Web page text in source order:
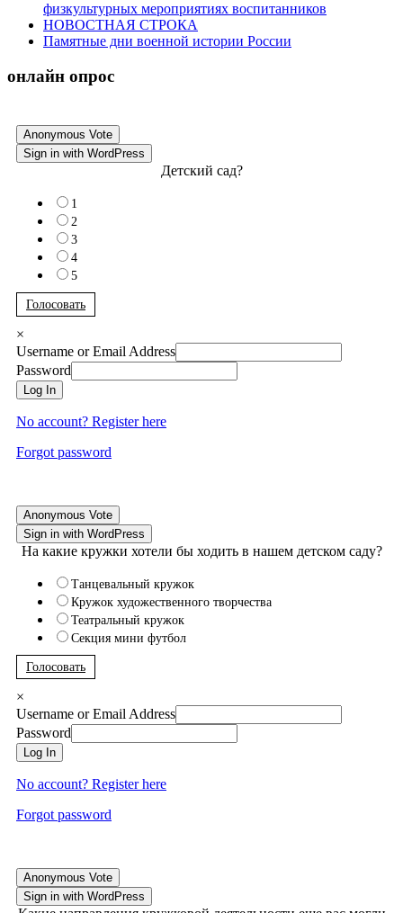
физкультурных мероприятиях воспитанников
НОВОСТНАЯ СТРОКА
Памятные дни военной истории России
онлайн опрос
Anonymous Vote
Sign in with WordPress
Детский сад?
1
2
3
4
5
Голосовать
×
Username or Email Address
Password
Log In
No account? Register here
Forgot password
Anonymous Vote
Sign in with WordPress
На какие кружки хотели бы ходить в нашем детском саду?
Танцевальный кружок
Кружок художественного творчества
Театральный кружок
Секция мини футбол
Голосовать
×
Username or Email Address
Password
Log In
No account? Register here
Forgot password
Anonymous Vote
Sign in with WordPress